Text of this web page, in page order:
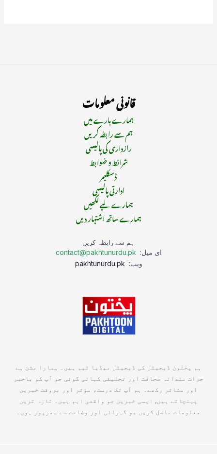
قانونی معلومات
ہمارے بارے میں
ہم سے رابطہ کریں
رازداری کی پالیسی
شرائط و ضوابط
ڈسکلیمر
ادارتی پالیسی
ہمارے لیے لکھیں
ہمارے ساتھ اشتہار دیں
ہم سے رابطہ کریں
ای میل: contact@pakhtunurdu.pk
ویب:
ہم پختون ڈیجیٹل کی ڈیجیٹل میڈیا ٹیم ہیں۔ ہمارا مشن ہے
جرات مندانہ صحافت اور تخلیقی کہانی گوئی جو آپ کو باخبر
اور متاثر رکھے۔ ہم آپ تک درست، مؤثر اور بروقت خبریں
پہنچاتے ہیں, ایسی خبریں جو واقعی اہم ہیں۔ تازہ ترین
معلومات حاصل کریں جو گہرائی اور وضاحت سے بھرپور ہوں۔